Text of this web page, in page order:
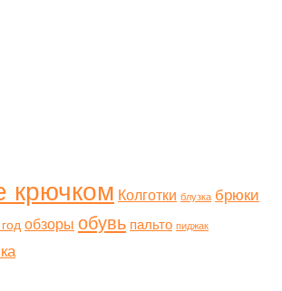
крючком Колготки блузка брюки
обзоры обувь пальто пиджак